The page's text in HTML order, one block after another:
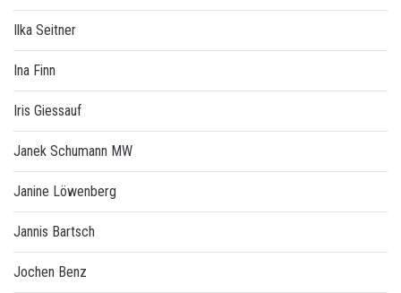
Ilka Seitner
Ina Finn
Iris Giessauf
Janek Schumann MW
Janine Löwenberg
Jannis Bartsch
Jochen Benz